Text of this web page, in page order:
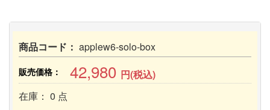
商品コード： applew6-solo-box
販売価格： 42,980 円(税込)
在庫： 0 点